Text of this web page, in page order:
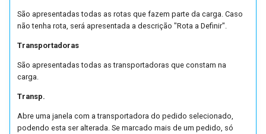
São apresentadas todas as rotas que fazem parte da carga. Caso
não tenha rota, será apresentada a descrição "Rota a Definir".
Transportadoras
São apresentadas todas as transportadoras que constam na
carga.
Transp.
Abre uma janela com a transportadora do pedido selecionado,
podendo esta ser alterada. Se marcado mais de um pedido, só